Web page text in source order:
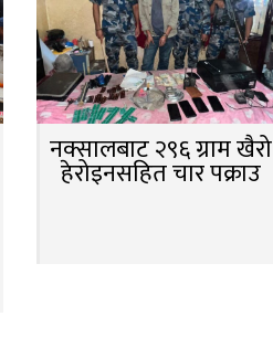
नक्सालबाट २९६ ग्राम खैरो
हेरोइनसहित चार पक्राउ